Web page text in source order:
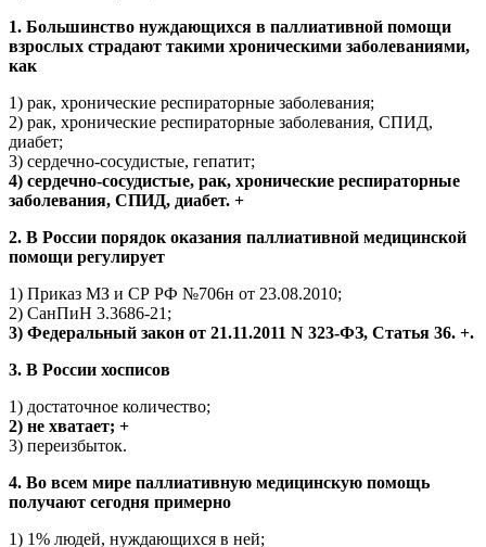
1. Большинство нуждающихся в паллиативной помощи
взрослых страдают такими хроническими заболеваниями,
как
1) рак, хронические респираторные заболевания;
2) рак, хронические респираторные заболевания, СПИД,
диабет;
3) сердечно-сосудистые, гепатит;
4) сердечно-сосудистые, рак, хронические респираторные
заболевания, СПИД, диабет. +
2. В России порядок оказания паллиативной медицинской
помощи регулирует
1) Приказ МЗ и СР РФ №706н от 23.08.2010;
2) СанПиН 3.3686-21;
3) Федеральный закон от 21.11.2011 N 323-ФЗ, Статья 36. +.
3. В России хосписов
1) достаточное количество;
2) не хватает; +
3) переизбыток.
4. Во всем мире паллиативную медицинскую помощь
получают сегодня примерно
1) 1% людей, нуждающихся в ней;